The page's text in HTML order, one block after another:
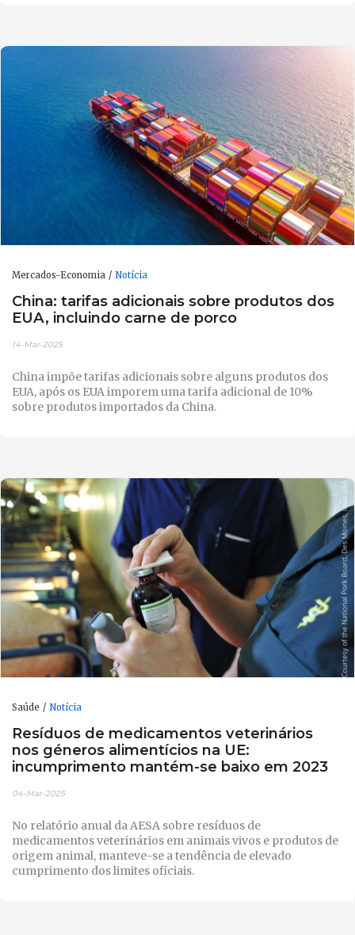
Mercados-Economia Notícia
China: tarifas adicionais sobre produtos dos
EUA, incluindo carne de porco
14-Mar-2025
China impõe tarifas adicionais sobre alguns produtos dos
EUA, após os EUA imporem uma tarifa adicional de 10%
sobre produtos importados da China.
Saúde Notícia
Resíduos de medicamentos veterinários
nos géneros alimentícios na UE:
incumprimento mantém-se baixo em 2023
04-Mar-2025
No relatório anual da AESA sobre resíduos de
medicamentos veterinários em animais vivos e produtos de
origem animal, manteve-se a tendência de elevado
cumprimento dos limites oficiais.